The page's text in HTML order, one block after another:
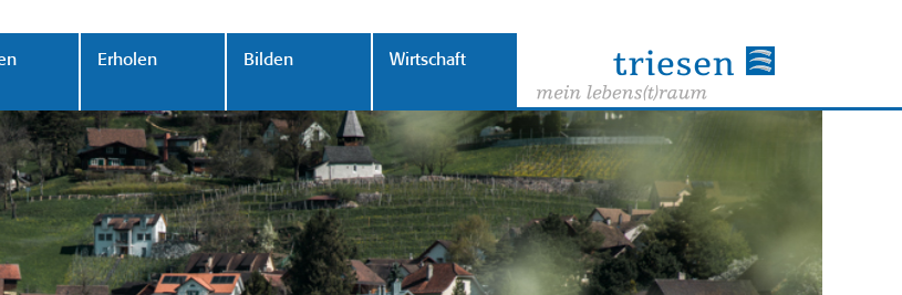
Erholen Bilden Wirtschaft